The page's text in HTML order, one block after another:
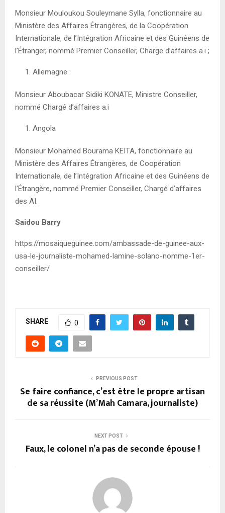
Monsieur Mouloukou Souleymane Sylla, fonctionnaire au
Ministère des Affaires Étrangères, de la Coopération
Internationale, de l’Intégration Africaine et des Guinéens de
l’Étranger, nommé Premier Conseiller, Charge d’affaires a.i ;
Allemagne :
Monsieur Aboubacar Sidiki KONATE, Ministre Conseiller,
nommé Chargé d’affaires a.i
Angola
Monsieur Mohamed Bourama KEITA, fonctionnaire au
Ministère des Affaires Étrangères, de Coopération
Internationale, de l’Intégration Africaine et des Guinéens de
l’Étrangère, nommé Premier Conseiller, Chargé d’affaires
des AI.
Saidou Barry
https://mosaiqueguinee.com/ambassade-de-guinee-aux-
usa-le-journaliste-mohamed-lamine-solano-nomme-1er-
conseiller/
SHARE 0
PREVIOUS POST
Se faire confiance, c’est être le propre artisan
de sa réussite (M’Mah Camara, journaliste)
NEXT POST
Faux, le colonel n’a pas de seconde épouse !